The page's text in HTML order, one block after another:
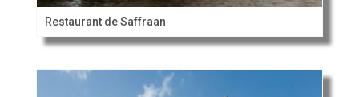
Restaurant de Saffraan